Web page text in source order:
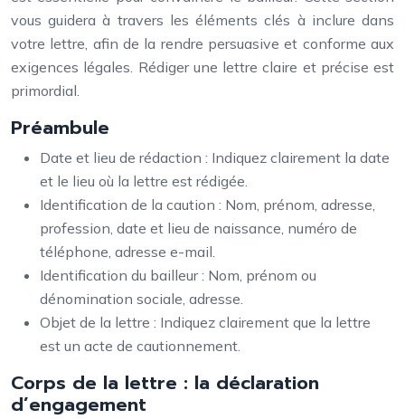
vous guidera à travers les éléments clés à inclure dans
votre lettre, afin de la rendre persuasive et conforme aux
exigences légales. Rédiger une lettre claire et précise est
primordial.
Préambule
Date et lieu de rédaction : Indiquez clairement la date
et le lieu où la lettre est rédigée.
Identification de la caution : Nom, prénom, adresse,
profession, date et lieu de naissance, numéro de
téléphone, adresse e-mail.
Identification du bailleur : Nom, prénom ou
dénomination sociale, adresse.
Objet de la lettre : Indiquez clairement que la lettre
est un acte de cautionnement.
Corps de la lettre : la déclaration
d’engagement